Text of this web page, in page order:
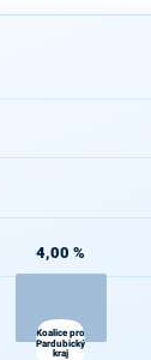
4,00 %
Koalice pro
Pardubický
kraj